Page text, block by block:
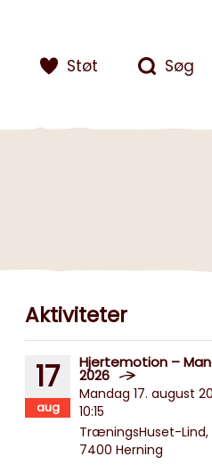
Støt Søg
Aktiviteter
17
aug
Hjertemotion –
2026
Mandag 17. august
10:15
TræningsHuset-Lind,
7400 Herning